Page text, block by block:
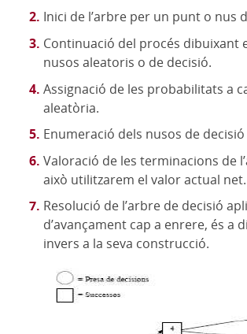
Inici de l’arbre per un punt o nus
Continuació del procés dibuixant
nusos aleatoris o de decisió.
Assignació de les probabilitats a
aleatòria.
Enumeració dels nusos de
Valoració de les terminacions de
això utilitzarem el valor actual net.
Resolució de l’arbre de decisió
d’avançament cap a enrere, és a
invers a la seva construcció.